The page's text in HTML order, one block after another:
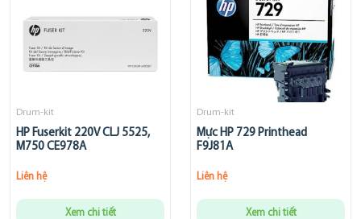
Drum-kit
HP Fuserkit 220V CLJ 5525,
M750 CE978A
Liên hệ
Xem chi tiết
Drum-kit
Mực HP 729 Printhead
F9J81A
Liên hệ
Xem chi tiết